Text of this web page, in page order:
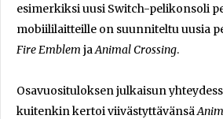
esimerkiksi uusi Switch-pelikonsoli
mobiililaitteille on suunniteltu uusia
Fire Emblem ja Animal Crossing.
Osavuosituloksen julkaisun
kuitenkin kertoi viivästyttävänsä